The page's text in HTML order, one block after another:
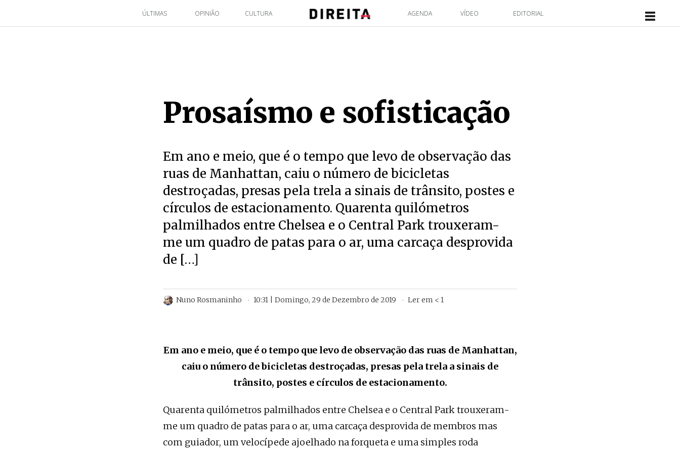
ÚLTIMAS OPINIÃO CULTURA AGENDA VÍDEO EDITORIAL
Prosaísmo e sofisticação
Em ano e meio, que é o tempo que levo de observação das
ruas de Manhattan, caiu o número de bicicletas
destroçadas, presas pela trela a sinais de trânsito, postes e
círculos de estacionamento. Quarenta quilómetros
palmilhados entre Chelsea e o Central Park trouxeram-
me um quadro de patas para o ar, uma carcaça desprovida
de […]
Nuno Rosmaninho 10:31 | Domingo, 29 de Dezembro de 2019 Ler em < 1
Em ano e meio, que é o tempo que levo de observação das ruas de Manhattan,
caiu o número de bicicletas destroçadas, presas pela trela a sinais de
trânsito, postes e círculos de estacionamento.
Quarenta quilómetros palmilhados entre Chelsea e o Central Park trouxeram-
me um quadro de patas para o ar, uma carcaça desprovida de membros mas
com guiador, um velocípede ajoelhado na forqueta e uma simples roda